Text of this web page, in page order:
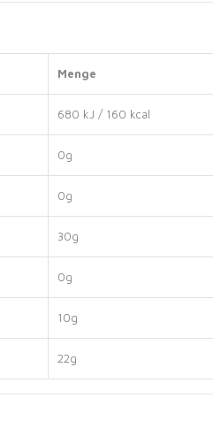
Menge
680 kJ / 160 kcal
0g
0g
30g
0g
10g
22g